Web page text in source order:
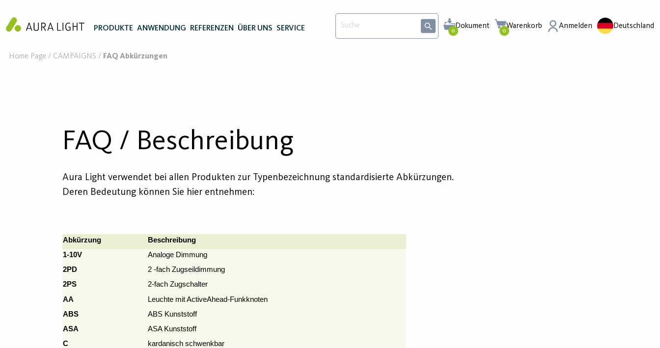
PRODUKTE ANWENDUNG REFERENZEN ÜBER UNS SERVICE 0
Dokument
0
Warenkorb Anmelden Deutschland
Home Page CAMPAIGNS FAQ Abkürzungen
FAQ / Beschreibung
Aura Light verwendet bei allen Produkten zur Typenbezeichnung standardisierte Abkürzungen.
Deren Bedeutung können Sie hier entnehmen:
Abkürzung
Beschreibung
1-10V
Analoge Dimmung
2PD
2 -fach Zugseildimmung
2PS
2-fach Zugschalter
AA
Leuchte mit ActiveAhead-Funkknoten
ABS
ABS Kunststoff
ASA
ASA Kunststoff
C
kardanisch schwenkbar